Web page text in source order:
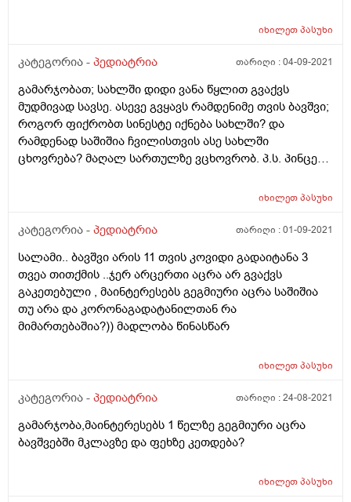
ზოგად მდგომარეობაზე ბავშვის იქნებ შეაფასოთ რა
ანალიზში ასეთ პასუხებს პედიატრი მეუბნება რომ
გამოწვეული სისხლში ცვლილებები ინფექცია და
ვირუსი გამორიცხა რადგან სხვა ყველფერი ნორმაშია
იხილეთპასუხი
კატეგორია - პედიატრია თარიღი :04-09-2021
გამარჯობათ; სახლში დიდი ვანა წყლით გვაქვს
მუდმივად სავსე. ასევე გვყავს რამდენიმე თვის ბავშვი;
როგორ ფიქრობთ სინესტე იქნება სახლში? და
რამდენად საშიშია ჩვილისთვის ასე სახლში
ცხოვრება? მაღალ სართულზე ვცხოვრობ. პ.ს. პინცეტი
იხილეთპასუხი
კატეგორია - პედიატრია თარიღი :01-09-2021
სალამი.. ბავშვი არის 11 თვის კოვიდი გადაიტანა 3
თვეა თითქმის ..ჯერ არცერთი აცრა არ გვაქვს
გაკეთებული , მაინტერესებს გეგმიური აცრა საშიშია
თუ არა და კორონაგადატანილთან რა
მიმართებაშია?)) მადლობა წინასწარ
იხილეთპასუხი
კატეგორია - პედიატრია თარიღი :24-08-2021
გამარჯობა,მაინტერესებს 1 წელზე გეგმიური აცრა
ბავშვებში მკლავზე და ფეხზე კეთდება?
იხილეთპასუხი